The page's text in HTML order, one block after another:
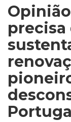
precisa